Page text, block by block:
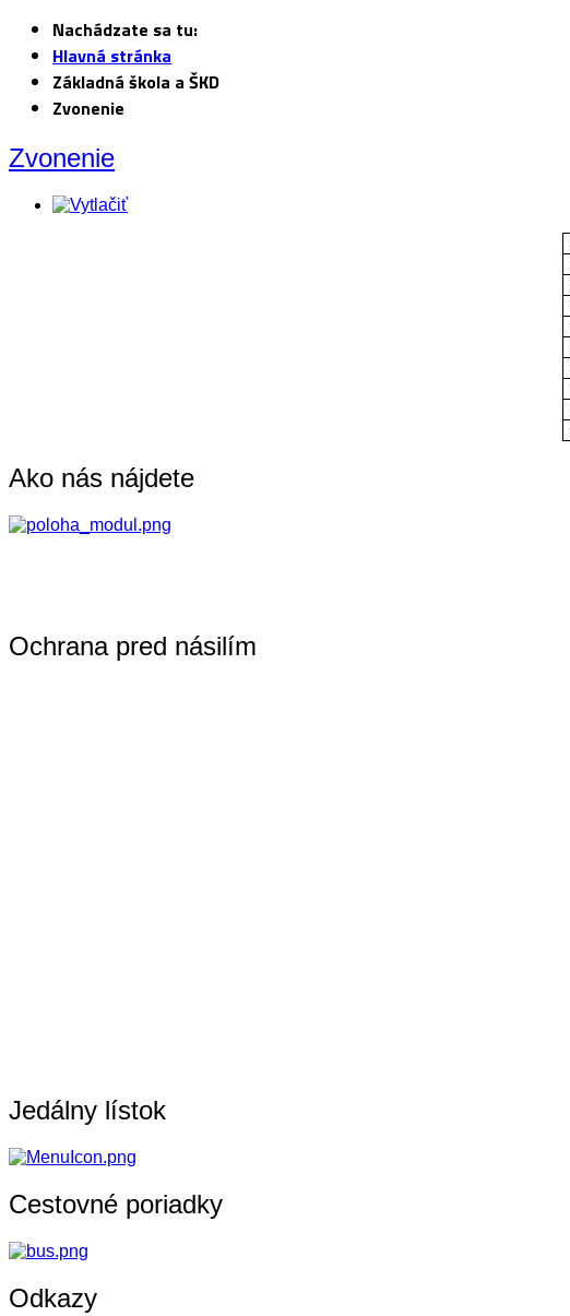
Nachádzate sa tu:
Hlavná stránka
Základná škola a ŠKD
Zvonenie
Zvonenie
Ako nás nájdete
Ochrana pred násilím
Jedálny lístok
Cestovné poriadky
Odkazy